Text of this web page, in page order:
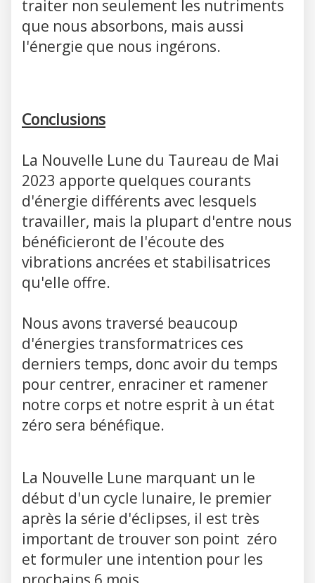
traiter non seulement les nutriments
que nous absorbons, mais aussi
l'énergie que nous ingérons.
Conclusions
La Nouvelle Lune du Taureau de Mai
2023 apporte quelques courants
d'énergie différents avec lesquels
travailler, mais la plupart d'entre nous
bénéficieront de l'écoute des
vibrations ancrées et stabilisatrices
qu'elle offre.
Nous avons traversé beaucoup
d'énergies transformatrices ces
derniers temps, donc avoir du temps
pour centrer, enraciner et ramener
notre corps et notre esprit à un état
zéro sera bénéfique.
La Nouvelle Lune marquant un le
début d'un cycle lunaire, le premier
après la série d'éclipses, il est très
important de trouver son point zéro
et formuler une intention pour les